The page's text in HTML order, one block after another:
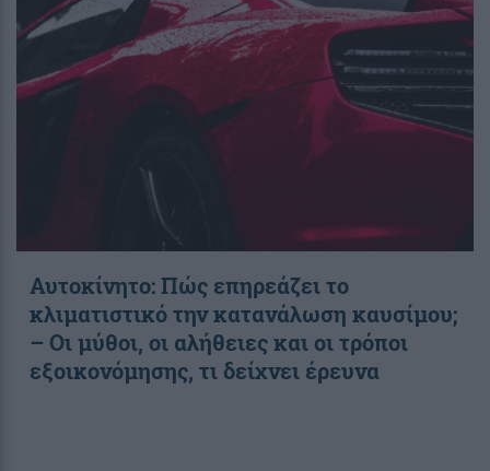
Αυτοκίνητο: Πώς επηρεάζει το
κλιματιστικό την κατανάλωση καυσίμου;
– Οι μύθοι, οι αλήθειες και οι τρόποι
εξοικονόμησης, τι δείχνει έρευνα